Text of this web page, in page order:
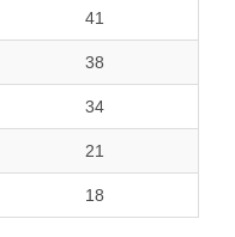
41
38
34
21
18